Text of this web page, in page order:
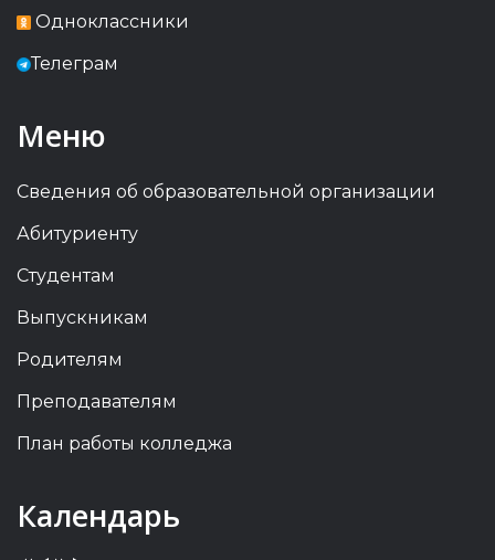
Одноклассники
Телеграм
Меню
Сведения об образовательной организации
Абитуриенту
Студентам
Выпускникам
Родителям
Преподавателям
План работы колледжа
Календарь
Previous
Year
Previous
Month
YearMonth